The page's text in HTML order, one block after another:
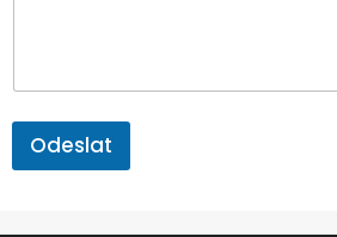
Odeslat